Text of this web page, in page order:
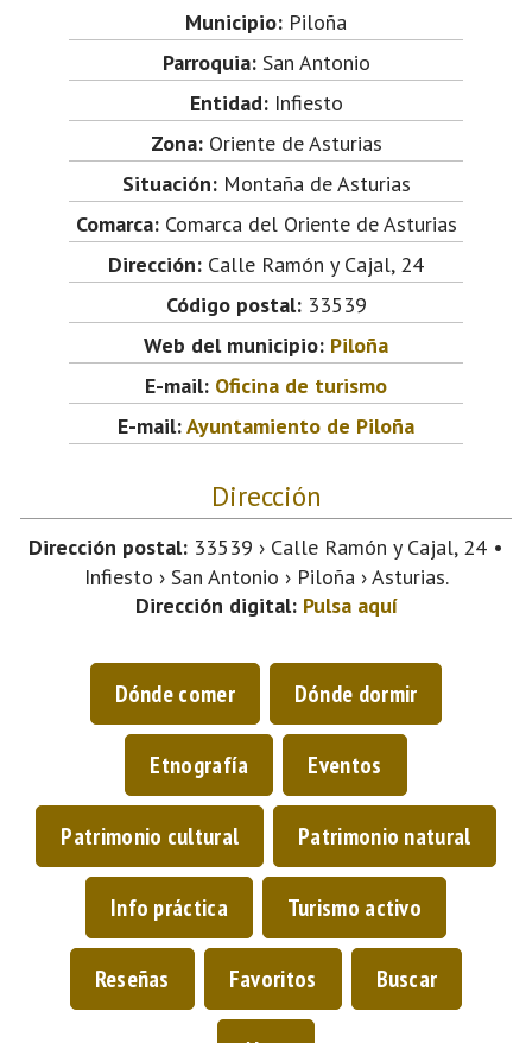
Municipio: Piloña
Parroquia:San Antonio
Entidad:Infiesto
Zona:Oriente de Asturias
Situación:Montaña de Asturias
Comarca:Comarca del Oriente de Asturias
Dirección: Calle Ramón y Cajal, 24
Código postal:33539
Web del municipio: Piloña
E-mail: Oficina de turismo
E-mail:Ayuntamiento de Piloña
Dirección
Dirección postal: 33539 › Calle Ramón y Cajal, 24 •
Infiesto › San Antonio › Piloña › Asturias.
Dirección digital: Pulsa aquí
Dónde comer Dónde dormir
Etnografía Eventos
Patrimonio cultural Patrimonio natural
Info práctica Turismo activo
Reseñas Favoritos Buscar